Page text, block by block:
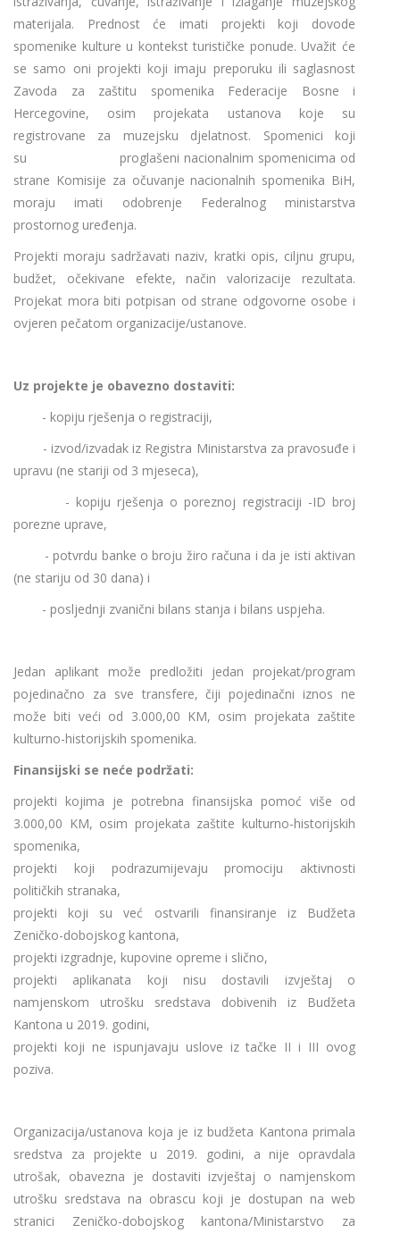
materijala. Prednost će imati projekti koji dovode
spomenike kulture u kontekst turističke ponude. Uvažit će
se samo oni projekti koji imaju preporuku ili saglasnost
Zavoda za zaštitu spomenika Federacije Bosne i
Hercegovine, osim projekata ustanova koje su
registrovane za muzejsku djelatnost. Spomenici koji
su proglašeni nacionalnim spomenicima od
strane Komisije za očuvanje nacionalnih spomenika BiH,
moraju imati odobrenje Federalnog ministarstva
prostornog uređenja.
Projekti moraju sadržavati naziv, kratki opis, ciljnu grupu,
budžet, očekivane efekte, način valorizacije rezultata.
Projekat mora biti potpisan od strane odgovorne osobe i
ovjeren pečatom organizacije/ustanove.
Uz projekte je obavezno dostaviti:
- kopiju rješenja o registraciji,
- izvod/izvadak iz Registra Ministarstva za pravosuđe i
upravu (ne stariji od 3 mjeseca),
- kopiju rješenja o poreznoj registraciji -ID broj
porezne uprave,
- potvrdu banke o broju žiro računa i da je isti aktivan
(ne stariju od 30 dana) i
- posljednji zvanični bilans stanja i bilans uspjeha.
Jedan aplikant može predložiti jedan projekat/program
pojedinačno za sve transfere, čiji pojedinačni iznos ne
može biti veći od 3.000,00 KM, osim projekata zaštite
kulturno-historijskih spomenika.
Finansijski se neće podržati:
projekti kojima je potrebna finansijska pomoć više od
3.000,00 KM, osim projekata zaštite kulturno-historijskih
spomenika,
projekti koji podrazumijevaju promociju aktivnosti
političkih stranaka,
projekti koji su već ostvarili finansiranje iz Budžeta
Zeničko-dobojskog kantona,
projekti izgradnje, kupovine opreme i slično,
projekti aplikanata koji nisu dostavili izvještaj o
namjenskom utrošku sredstava dobivenih iz Budžeta
Kantona u 2019. godini,
projekti koji ne ispunjavaju uslove iz tačke II i III ovog
poziva.
Organizacija/ustanova koja je iz budžeta Kantona primala
sredstva za projekte u 2019. godini, a nije opravdala
utrošak, obavezna je dostaviti izvještaj o namjenskom
utrošku sredstava na obrascu koji je dostupan na web
stranici Zeničko-dobojskog kantona/Ministarstvo za